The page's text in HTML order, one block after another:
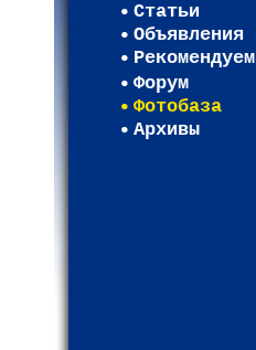
Статьи
Объявления
Рекомендуем
Форум
Фотобаза
Архивы